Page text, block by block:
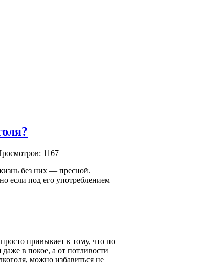
1167
без них — пресной.
если под его употреблением
привыкает к тому, что по
в покое, а от потливости
можно избавиться не